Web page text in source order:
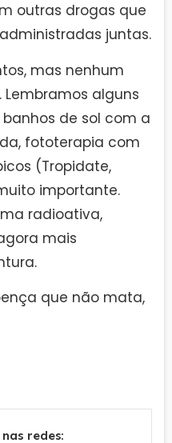
outras drogas que
juntas.
mas nenhum
alguns
de sol com a
fototerapia com
(Tropidate,
importante.
radioativa,
mais
que não mata,
redes: